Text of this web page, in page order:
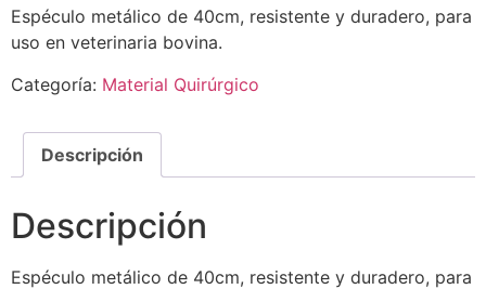
Espéculo metálico de 40cm, resistente y duradero, para
uso en veterinaria bovina.
Categoría: Material Quirúrgico
Descripción
Descripción
Espéculo metálico de 40cm, resistente y duradero, para